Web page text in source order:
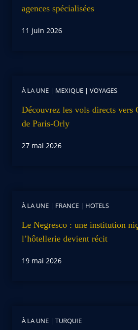
agences spécialisées
11 juin 2026
À LA UNE | MEXIQUE | VOYAGES
Découvrez les vols directs vers
de Paris-Orly
27 mai 2026
À LA UNE | FRANCE | HOTELS
Le Negresco : une institution
l’hôtellerie devient récit
19 mai 2026
À LA UNE | TURQUIE